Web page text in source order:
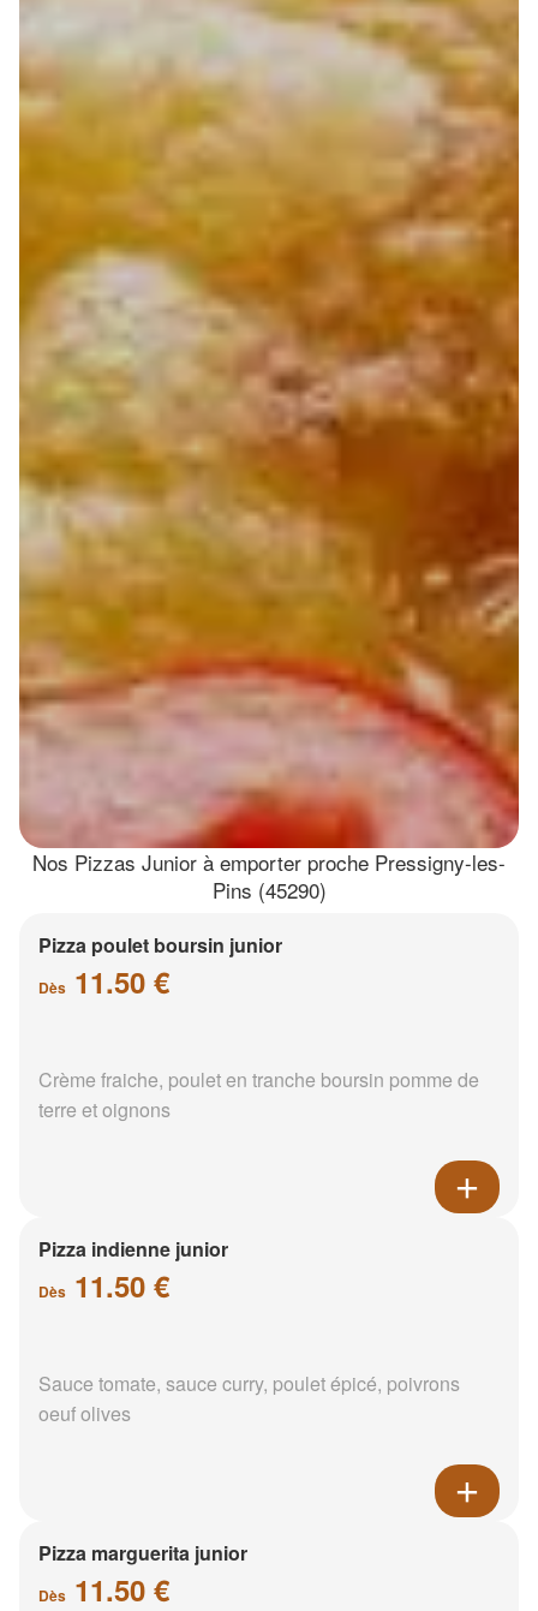
Nos Pizzas Junior à emporter proche Pressigny-les-
Pins (45290)
Pizza poulet boursin junior
Dès 11.50 €
Crème fraiche, poulet en tranche boursin pomme de
terre et oignons
Pizza indienne junior
Dès 11.50 €
Sauce tomate, sauce curry, poulet épicé, poivrons
oeuf olives
Pizza marguerita junior
Dès 11.50 €